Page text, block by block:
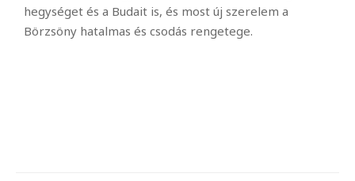
hegységet és a Budait is, és most új szerelem a
Börzsöny hatalmas és csodás rengetege.